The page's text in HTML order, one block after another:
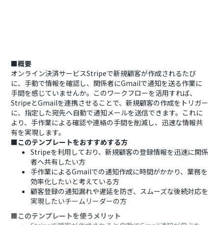
■概要
オンライン決済サービスStripeで新規顧客が作成されるたび
に、手動で情報を確認し、関係者にGmailで通知を送る作業に
手間を感じていませんか。このワークフローを活用すれば、
StripeとGmailを連携させることで、新規顧客の作成をトリガー
に、指定した宛先へ自動で通知メールを送信できます。これに
より、手作業による確認や連絡の手間を削減し、迅速な情報共
有を実現します。‍
■このテンプレートをおすすめする方
Stripeを利用しており、新規顧客の登録情報を迅速に関係
者へ共有したい方
手作業によるGmailでの通知作成に時間がかかり、業務を
効率化したいと考えている方
顧客登録の通知漏れや遅延を防ぎ、スムーズな後続対応を
実現したいチームリーダーの方
■このテンプレートを使うメリット